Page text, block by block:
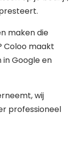
maken die
Coloo maakt
in Google en
wij
professioneel